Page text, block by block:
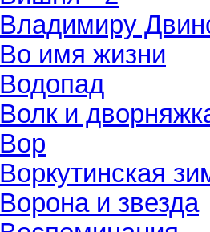
Владимиру
Во имя жизни
Водопад
Волк и
Вор
Воркутинская
Ворона и звезда